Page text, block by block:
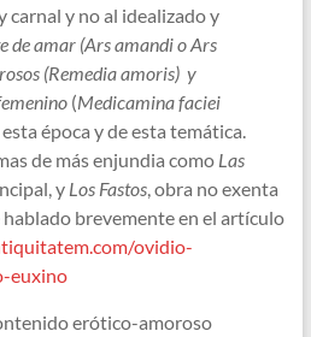
carnal y no al idealizado y
de amar (Ars amandi o Ars
(Remedia amoris) y
(Medicamina faciei
época y de esta temática.
de más enjundia comoLas
y Los Fastos, obra no exenta
brevemente en el artículo
ovidio-
euxino
erótico-amoroso